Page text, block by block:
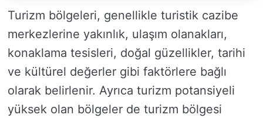
Turizm bölgeleri, genellikle turistik cazibe
merkezlerine yakınlık, ulaşım olanakları,
konaklama tesisleri, doğal güzellikler, tarihi
ve kültürel değerler gibi faktörlere bağlı
olarak belirlenir. Ayrıca turizm potansiyeli
yüksek olan bölgeler de turizm bölgesi